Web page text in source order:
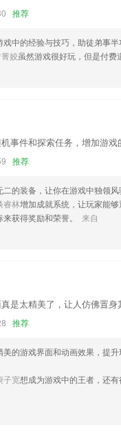
理顽固进程
载的介绍，如果您喜欢这款
您的使用经历，以帮助我们
推荐
戏中的经验与技巧，助徒弟事
姣虽然游戏很好玩，但是付费
事件和探索任务，增加游戏
推荐
二的装备，让你在游戏中独领风
睿林增加成就系统，让玩家能
获得奖励和荣誉。
来自
是太精美了，让人仿佛置身
推荐
美的游戏界面和动画效果，提
子宽想成为游戏中的王者，还有